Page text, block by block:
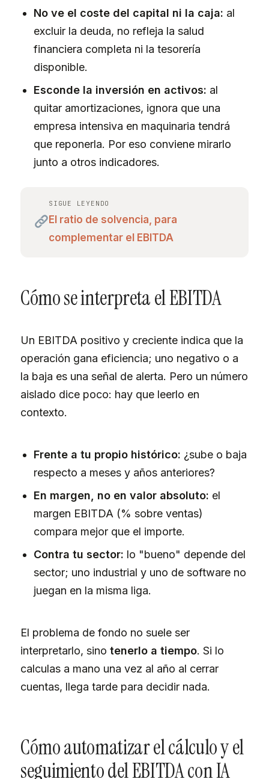
No ve el coste del capital ni la caja: al
excluir la deuda, no refleja la salud
financiera completa ni la tesorería
disponible.
Esconde la inversión en activos: al
quitar amortizaciones, ignora que una
empresa intensiva en maquinaria tendrá
que reponerla. Por eso conviene mirarlo
junto a otros indicadores.
SIGUE LEYENDO
El ratio de solvencia, para
complementar el EBITDA
Cómo se interpreta el EBITDA
Un EBITDA positivo y creciente indica que la
operación gana eficiencia; uno negativo o a
la baja es una señal de alerta. Pero un número
aislado dice poco: hay que leerlo en
contexto.
Frente a tu propio histórico: ¿sube o baja
respecto a meses y años anteriores?
En margen, no en valor absoluto: el
margen EBITDA (% sobre ventas)
compara mejor que el importe.
Contra tu sector: lo "bueno" depende del
sector; uno industrial y uno de software no
juegan en la misma liga.
El problema de fondo no suele ser
interpretarlo, sino tenerlo a tiempo. Si lo
calculas a mano una vez al año al cerrar
cuentas, llega tarde para decidir nada.
Cómo automatizar el cálculo y el
seguimiento del EBITDA con IA